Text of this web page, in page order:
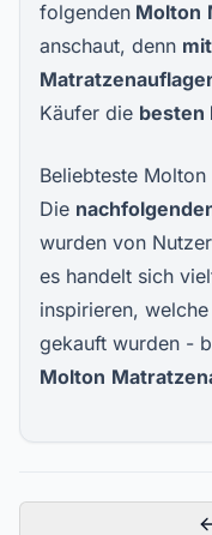
folgenden Molton
anschaut, denn
Käufer die besten
Beliebteste
Die
wurden von
es handelt sich
inspirieren,
gekauft wurden -
Molton